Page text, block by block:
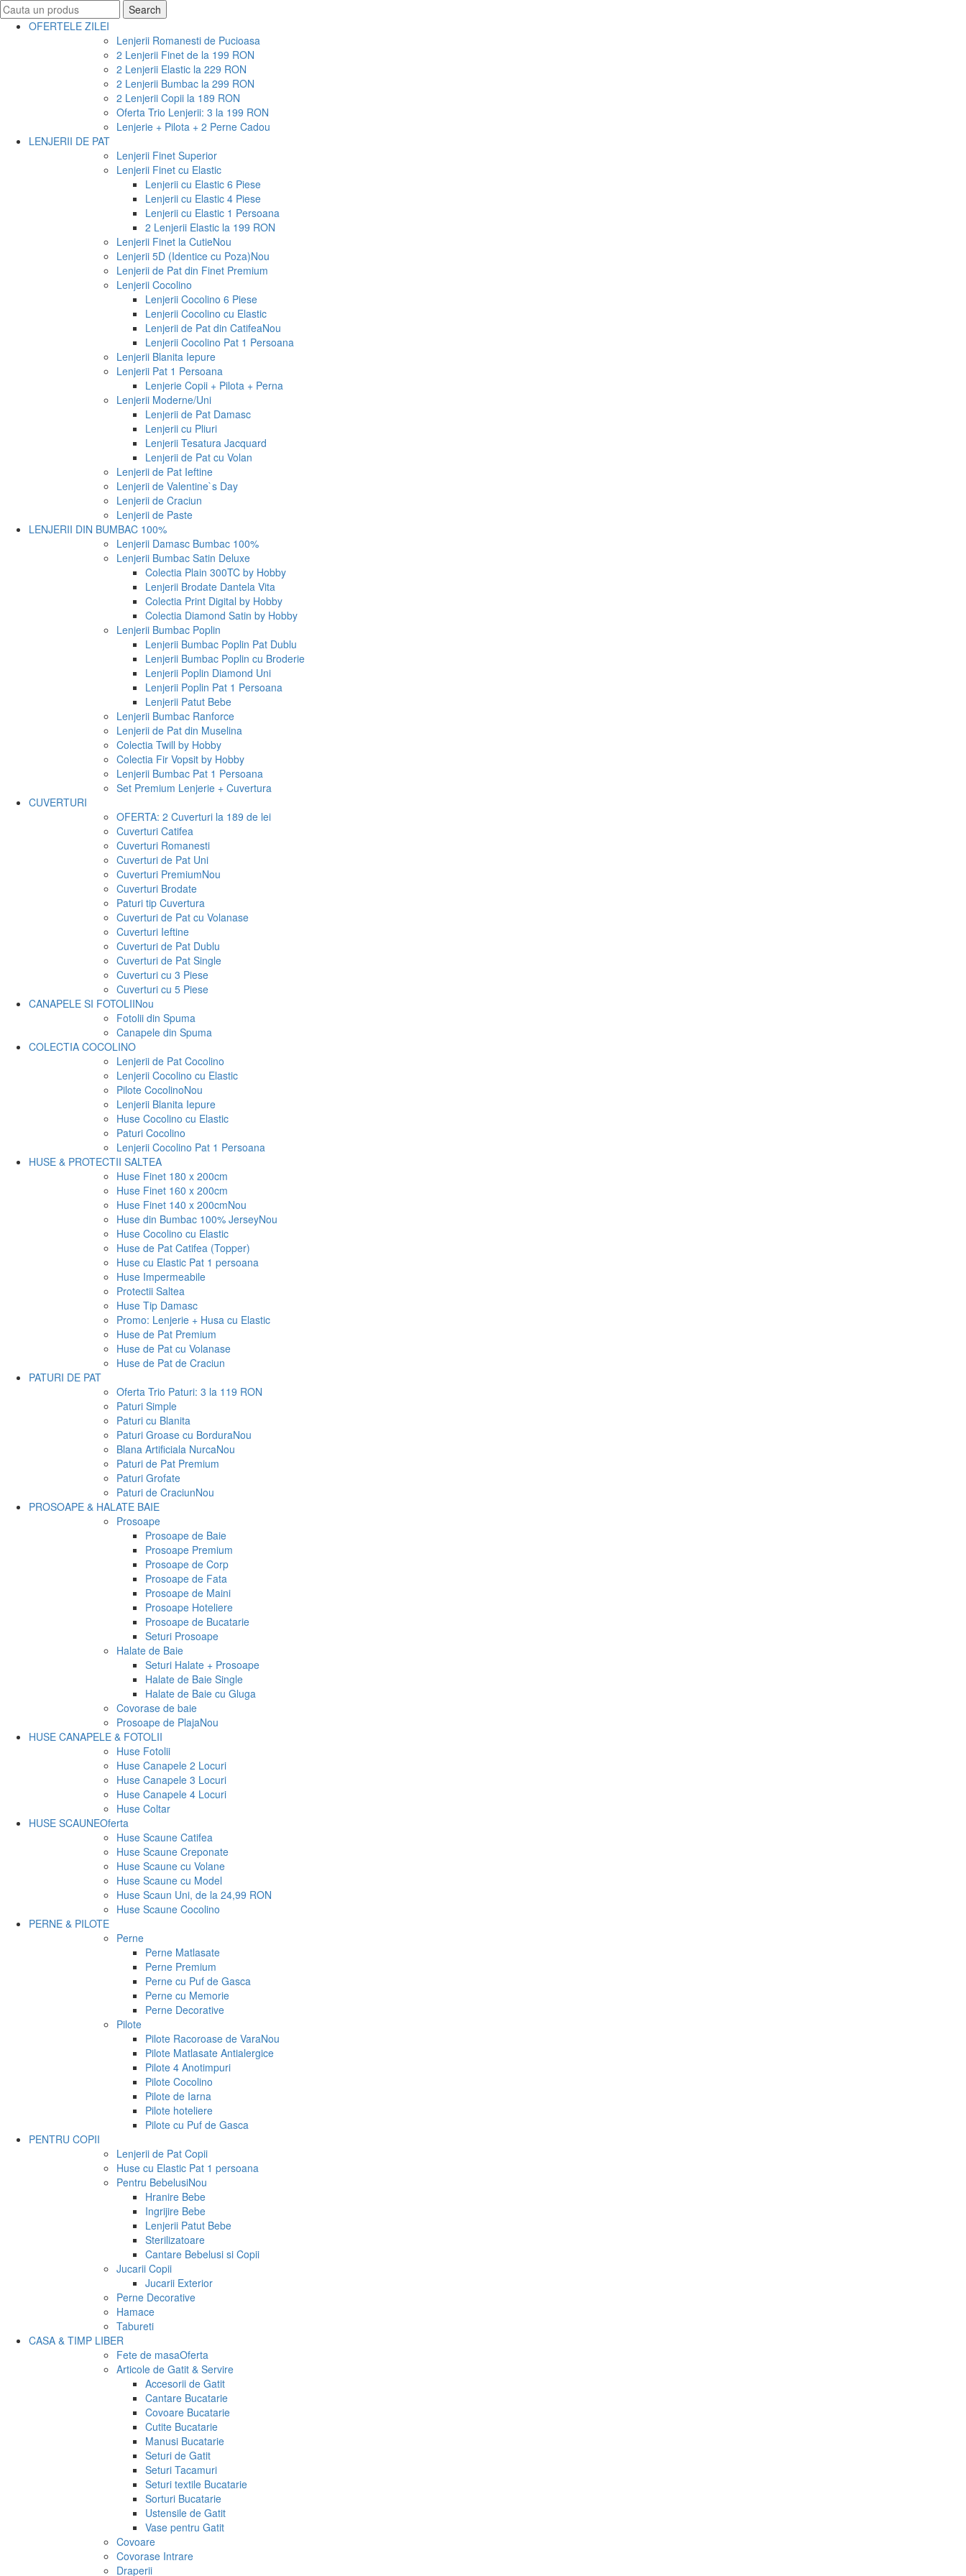
Search
for:
Search
OFERTELE ZILEI
Lenjerii Romanesti de Pucioasa
2 Lenjerii Finet de la 199 RON
2 Lenjerii Elastic la 229 RON
2 Lenjerii Bumbac la 299 RON
2 Lenjerii Copii la 189 RON
Oferta Trio Lenjerii: 3 la 199 RON
Lenjerie + Pilota + 2 Perne Cadou
LENJERII DE PAT
Lenjerii Finet Superior
Lenjerii Finet cu Elastic
Lenjerii cu Elastic 6 Piese
Lenjerii cu Elastic 4 Piese
Lenjerii cu Elastic 1 Persoana
2 Lenjerii Elastic la 199 RON
Lenjerii Finet la CutieNou
Lenjerii 5D (Identice cu Poza)Nou
Lenjerii de Pat din Finet Premium
Lenjerii Cocolino
Lenjerii Cocolino 6 Piese
Lenjerii Cocolino cu Elastic
Lenjerii de Pat din CatifeaNou
Lenjerii Cocolino Pat 1 Persoana
Lenjerii Blanita Iepure
Lenjerii Pat 1 Persoana
Lenjerie Copii + Pilota + Perna
Lenjerii Moderne/Uni
Lenjerii de Pat Damasc
Lenjerii cu Pliuri
Lenjerii Tesatura Jacquard
Lenjerii de Pat cu Volan
Lenjerii de Pat Ieftine
Lenjerii de Valentine`s Day
Lenjerii de Craciun
Lenjerii de Paste
LENJERII DIN BUMBAC 100%
Lenjerii Damasc Bumbac 100%
Lenjerii Bumbac Satin Deluxe
Colectia Plain 300TC by Hobby
Lenjerii Brodate Dantela Vita
Colectia Print Digital by Hobby
Colectia Diamond Satin by Hobby
Lenjerii Bumbac Poplin
Lenjerii Bumbac Poplin Pat Dublu
Lenjerii Bumbac Poplin cu Broderie
Lenjerii Poplin Diamond Uni
Lenjerii Poplin Pat 1 Persoana
Lenjerii Patut Bebe
Lenjerii Bumbac Ranforce
Lenjerii de Pat din Muselina
Colectia Twill by Hobby
Colectia Fir Vopsit by Hobby
Lenjerii Bumbac Pat 1 Persoana
Set Premium Lenjerie + Cuvertura
CUVERTURI
OFERTA: 2 Cuverturi la 189 de lei
Cuverturi Catifea
Cuverturi Romanesti
Cuverturi de Pat Uni
Cuverturi PremiumNou
Cuverturi Brodate
Paturi tip Cuvertura
Cuverturi de Pat cu Volanase
Cuverturi Ieftine
Cuverturi de Pat Dublu
Cuverturi de Pat Single
Cuverturi cu 3 Piese
Cuverturi cu 5 Piese
CANAPELE SI FOTOLIINou
Fotolii din Spuma
Canapele din Spuma
COLECTIA COCOLINO
Lenjerii de Pat Cocolino
Lenjerii Cocolino cu Elastic
Pilote CocolinoNou
Lenjerii Blanita Iepure
Huse Cocolino cu Elastic
Paturi Cocolino
Lenjerii Cocolino Pat 1 Persoana
HUSE & PROTECTII SALTEA
Huse Finet 180 x 200cm
Huse Finet 160 x 200cm
Huse Finet 140 x 200cmNou
Huse din Bumbac 100% JerseyNou
Huse Cocolino cu Elastic
Huse de Pat Catifea (Topper)
Huse cu Elastic Pat 1 persoana
Huse Impermeabile
Protectii Saltea
Huse Tip Damasc
Promo: Lenjerie + Husa cu Elastic
Huse de Pat Premium
Huse de Pat cu Volanase
Huse de Pat de Craciun
PATURI DE PAT
Oferta Trio Paturi: 3 la 119 RON
Paturi Simple
Paturi cu Blanita
Paturi Groase cu BorduraNou
Blana Artificiala NurcaNou
Paturi de Pat Premium
Paturi Grofate
Paturi de CraciunNou
PROSOAPE & HALATE BAIE
Prosoape
Prosoape de Baie
Prosoape Premium
Prosoape de Corp
Prosoape de Fata
Prosoape de Maini
Prosoape Hoteliere
Prosoape de Bucatarie
Seturi Prosoape
Halate de Baie
Seturi Halate + Prosoape
Halate de Baie Single
Halate de Baie cu Gluga
Covorase de baie
Prosoape de PlajaNou
HUSE CANAPELE & FOTOLII
Huse Fotolii
Huse Canapele 2 Locuri
Huse Canapele 3 Locuri
Huse Canapele 4 Locuri
Huse Coltar
HUSE SCAUNEOferta
Huse Scaune Catifea
Huse Scaune Creponate
Huse Scaune cu Volane
Huse Scaune cu Model
Huse Scaun Uni, de la 24,99 RON
Huse Scaune Cocolino
PERNE & PILOTE
Perne
Perne Matlasate
Perne Premium
Perne cu Puf de Gasca
Perne cu Memorie
Perne Decorative
Pilote
Pilote Racoroase de VaraNou
Pilote Matlasate Antialergice
Pilote 4 Anotimpuri
Pilote Cocolino
Pilote de Iarna
Pilote hoteliere
Pilote cu Puf de Gasca
PENTRU COPII
Lenjerii de Pat Copii
Huse cu Elastic Pat 1 persoana
Pentru BebelusiNou
Hranire Bebe
Ingrijire Bebe
Lenjerii Patut Bebe
Sterilizatoare
Cantare Bebelusi si Copii
Jucarii Copii
Jucarii Exterior
Perne Decorative
Hamace
Tabureti
CASA & TIMP LIBER
Fete de masaOferta
Articole de Gatit & Servire
Accesorii de Gatit
Cantare Bucatarie
Covoare Bucatarie
Cutite Bucatarie
Manusi Bucatarie
Seturi de Gatit
Seturi Tacamuri
Seturi textile Bucatarie
Sorturi Bucatarie
Ustensile de Gatit
Vase pentru Gatit
Covoare
Covorase Intrare
Draperii